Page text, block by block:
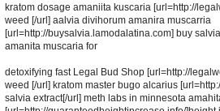
kratom dosage amaniita kuscaria [url=http://
weed [/url] aalvia divihorum amanira muscarria
[url=http://buysalvia.lamodalatina.com] buy
amanita muscaria for
detoxifying fast Legal Bud Shop [url=http://
weed [/url] kratom master bugo alcarius
salvia extract[/url] meth labs in minnesota